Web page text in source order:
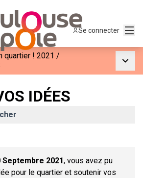
Se connecter
quartier ! 2021 /
IDÉES
Septembre 2021, vous avez pu
pour le quartier et soutenir vos